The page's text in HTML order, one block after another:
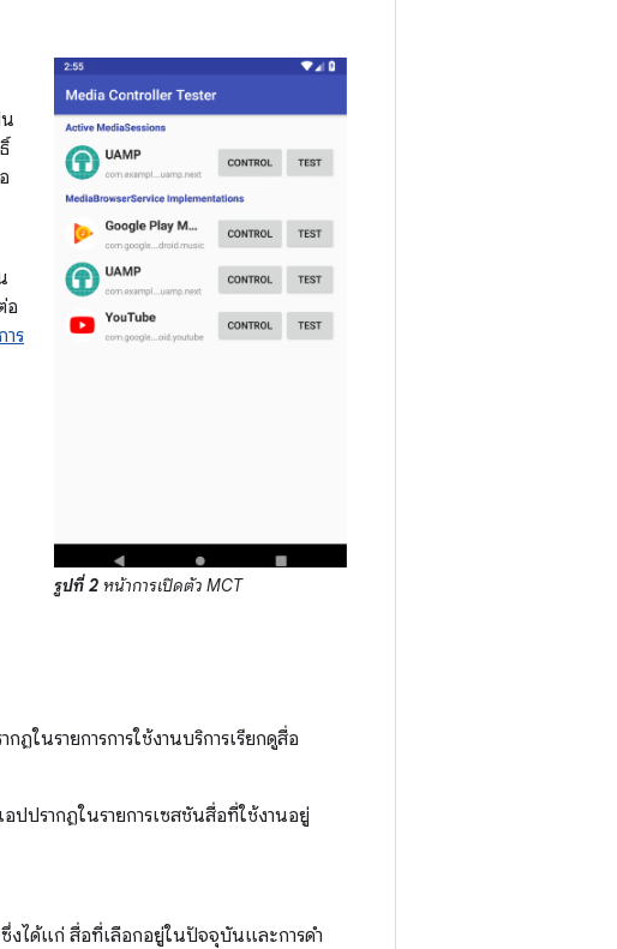
รูปที่ 2หน้าการเปิดตัว MCT
อ
าร
นรายการการใช้งานบริการเรียกดูสื่อ
ปปรากฏในรายการเซสชันสื่อที่ใช้งานอยู่
งได้แก่ สื่อที่เลือกอยู่ในปัจจุบันและการดํา